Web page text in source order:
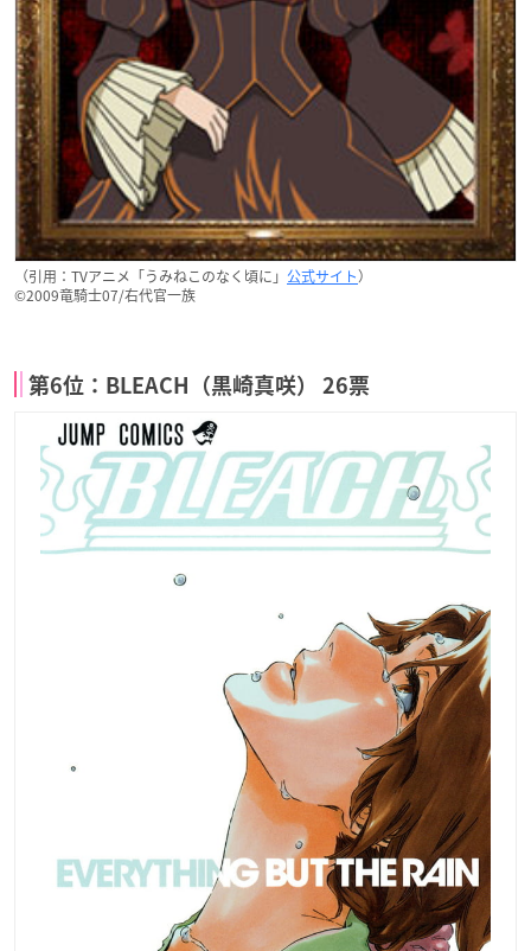
（引用：TVアニメ「うみねこのなく頃に」 公式サイト）
©︎2009竜騎士07/右代官一族
第6位：BLEACH（黒崎真咲） 26票